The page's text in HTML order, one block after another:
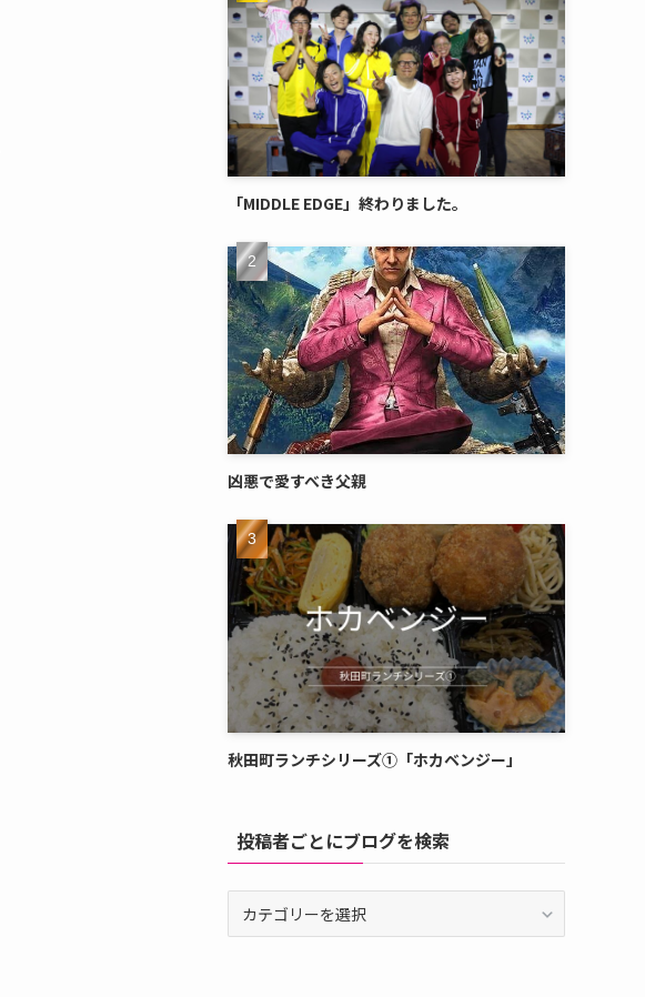
「MIDDLE EDGE」終わりました。
凶悪で愛すべき父親
秋田町ランチシリーズ①「ホカベンジー」
投稿者ごとにブログを検索